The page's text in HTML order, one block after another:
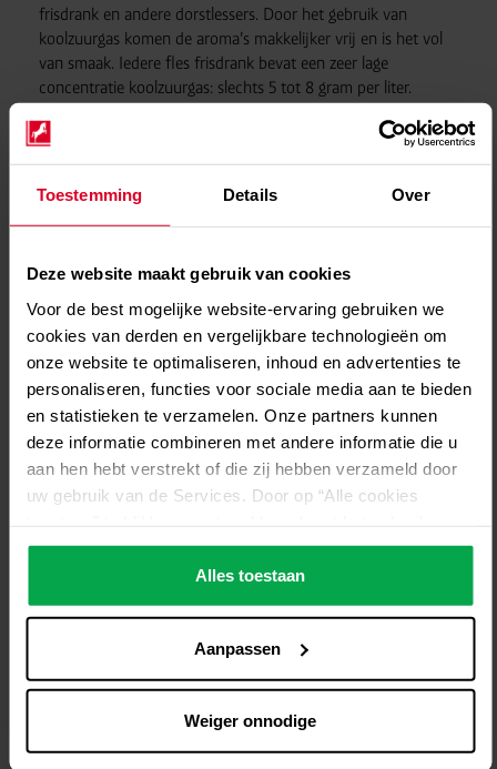
Toestemming Details Over
Deze website maakt gebruik van cookies
Voor de best mogelijke website-ervaring gebruiken we
cookies van derden en vergelijkbare technologieën om
onze website te optimaliseren, inhoud en advertenties te
personaliseren, functies voor sociale media aan te bieden
en statistieken te verzamelen. Onze partners kunnen
deze informatie combineren met andere informatie die u
aan hen hebt verstrekt of die zij hebben verzameld door
uw gebruik van de Services. Door op “Alle cookies
alle cookies, inclusief de gegevensverwerking en het
doorgeven ervan aan derden in overeenstemming met
onze gegevensbeschermingsverklaring. Dit omvat ook,
overeenstemming met artikel 49 (1) (a) AVG voor
gegevensverwerking buiten de EER, bijvoorbeeld in de
en inzet van dienstverleners, het hoge Europese niveau
Alles toestaan
Aanpassen
Weiger onnodige
frisdrank en andere dorstlessers. Door het gebruik van
koolzuurgas komen de aroma’s makkelijker vrij en is het vol
van smaak. Iedere fles frisdrank bevat een zeer lage
concentratie koolzuurgas: slechts 5 tot 8 gram per liter.
toevoegen van CO2 aan dranken heet carboniseren. Door de
frisse en zure smaak is de drank extra dorstlessend en langer
houdbaar. Het gas staat ook bekend als E-nummer E290.
Koolzuur is niet alleen nuttig bij het creëren van de prik in
van bier. Zodra de tap wordt geopend, duwt het drijfgas het
bier naar boven en neemt de druk af, waardoor koolzuur
gaat schuimen. Er is daarom voldoende koolzuurgas nodig
Contactformulier
Bedrijfsnaam*
Naam*